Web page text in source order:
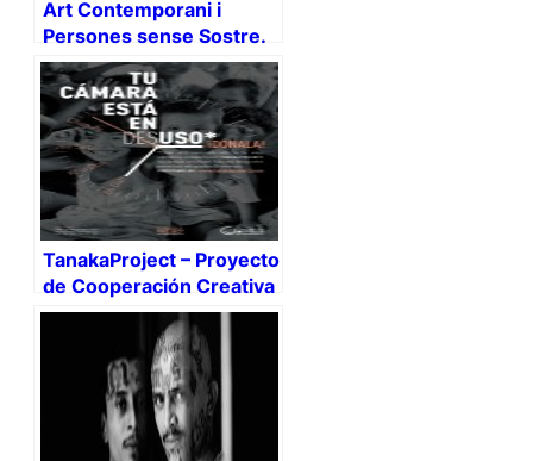
Art Contemporani i
Persones sense Sostre.
(il·luminant les ombres –
iluminando las sombras)
TanakaProject – Proyecto
de Cooperación Creativa